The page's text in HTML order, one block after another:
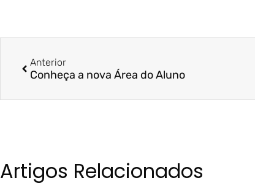
Anterior
Conheça a nova Área do Aluno
Artigos Relacionados